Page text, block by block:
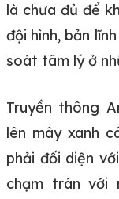
là chưa đủ để
đội hình, bản
soát tâm lý ở
Truyền thông
lên mây xanh
phải đối diện
chạm trán với